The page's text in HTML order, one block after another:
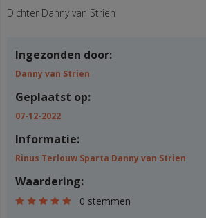
Dichter Danny van Strien
Ingezonden door:
Danny van Strien
Geplaatst op:
07-12-2022
Informatie:
Rinus Terlouw Sparta Danny van Strien
Waardering:
0 stemmen